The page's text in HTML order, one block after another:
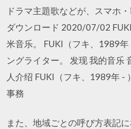
ドラマ主題歌などが、スマホ
ダウンロード 2020/07/02
米音乐。 FUKI（フキ、1989
ングライター。 发现 我的音乐
人介绍 FUKI（フキ、1989年 -
事務
また、地域ごとの呼び方表記